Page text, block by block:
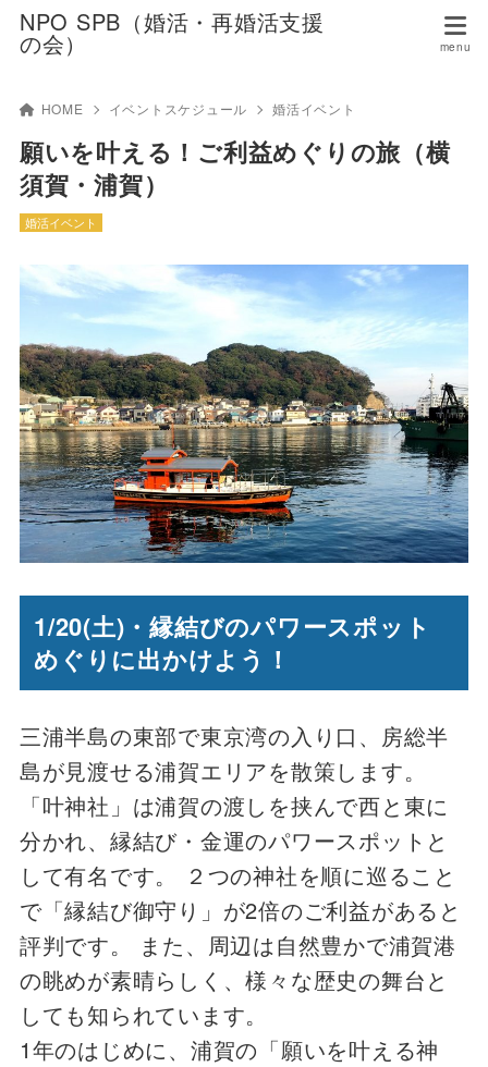
NPO SPB（婚活・再婚活支援
の会）
HOME イベントスケジュール 婚活イベント
願いを叶える！ご利益めぐりの旅（横
須賀・浦賀）
婚活イベント
1/20(土)・縁結びのパワースポット
めぐりに出かけよう！
三浦半島の東部で東京湾の入り口、房総半
島が見渡せる浦賀エリアを散策します。
「叶神社」は浦賀の渡しを挟んで西と東に
分かれ、縁結び・金運のパワースポットと
して有名です。 ２つの神社を順に巡ること
で「縁結び御守り」が2倍のご利益があると
評判です。 また、周辺は自然豊かで浦賀港
の眺めが素晴らしく、様々な歴史の舞台と
しても知られています。
1年のはじめに、浦賀の「願いを叶える神